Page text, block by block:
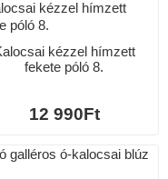
kézzel hímzett
fekete póló 8.
12 990Ft